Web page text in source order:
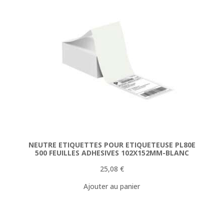
NEUTRE ETIQUETTES POUR ETIQUETEUSE PL80E
500 FEUILLES ADHESIVES 102X152MM-BLANC
25,08 €
Ajouter au panier